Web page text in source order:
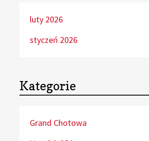
luty 2026
styczeń 2026
Kategorie
Grand Chotowa